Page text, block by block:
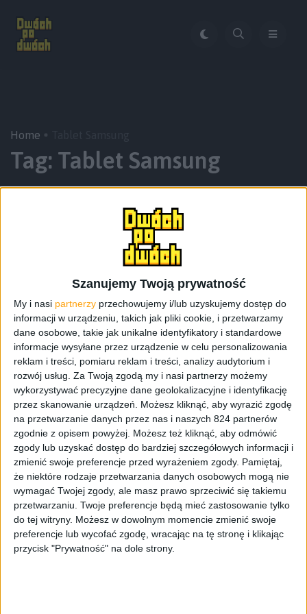
Szanujemy Twoją prywatność
My i nasi partnerzy przechowujemy i/lub uzyskujemy dostęp do
informacji w urządzeniu, takich jak pliki cookie, i przetwarzamy
dane osobowe, takie jak unikalne identyfikatory i standardowe
informacje wysyłane przez urządzenie w celu personalizowania
reklam i treści, pomiaru reklam i treści, analizy audytorium i
rozwój usług. Za Twoją zgodą my i nasi partnerzy możemy
wykorzystywać precyzyjne dane geolokalizacyjne i identyfikację
przez skanowanie urządzeń. Możesz kliknąć, aby wyrazić zgodę
na przetwarzanie danych przez nas i naszych 824 partnerów
zgodnie z opisem powyżej. Możesz też kliknąć, aby odmówić
zgody lub uzyskać dostęp do bardziej szczegółowych informacji i
zmienić swoje preferencje przed wyrażeniem zgody. Pamiętaj,
że niektóre rodzaje przetwarzania danych osobowych mogą nie
wymagać Twojej zgody, ale masz prawo sprzeciwić się takiemu
przetwarzaniu. Twoje preferencje będą mieć zastosowanie tylko
do tej witryny. Możesz w dowolnym momencie zmienić swoje
preferencje lub wycofać zgodę, wracając na tę stronę i klikając
przycisk "Prywatność" na dole strony.
Home
Tag: Tablet Samsung
Tablety
Samsung nadal myśli o tabletach, a
dowodem na to jest Galaxy Tab A7 Lite